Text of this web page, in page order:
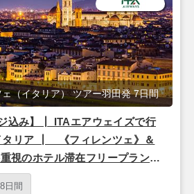
込み】┃ ITAエアウェイズで行
タリア ┃ 《フィレンツェ》＆
重視のホテル滞在フリープラン
田発】
（イタリア） ツアー羽田発 7日間
8日間